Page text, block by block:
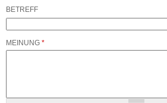
BETREFF
MEINUNG *